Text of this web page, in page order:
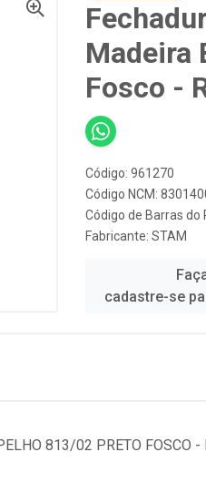
Madeira
Fosco -
Código: 961270
Código NCM:
Código de Barras do
Fabricante: STAM
cadastre-se
813/02 PRETO FOSCO -